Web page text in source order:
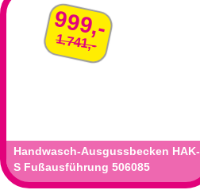
999,-
1.741,-
Handwasch-Ausgussbecken HAK-
S Fußausführung 506085